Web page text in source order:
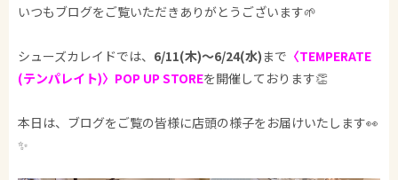
いつもブログをご覧いただきありがとうございます🌱‬‪
シューズカレイドでは、 6/11(木)～6/24(水)まで 〈TEMPERATE
(テンパレイト)〉POP UP STOREを開催しております👏
本日は、ブログをご覧の皆様に店頭の様子をお届けいたします👀
✨